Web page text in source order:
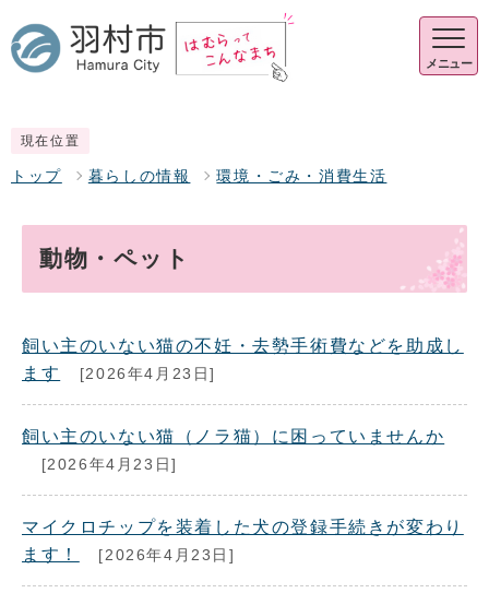
メニュー
現在位置
トップ 暮らしの情報 環境・ごみ・消費生活
動物・ペット
飼い主のいない猫の不妊・去勢手術費などを助成し
ます
[2026年4月23日]
飼い主のいない猫（ノラ猫）に困っていませんか
[2026年4月23日]
マイクロチップを装着した犬の登録手続きが変わり
ます！
[2026年4月23日]